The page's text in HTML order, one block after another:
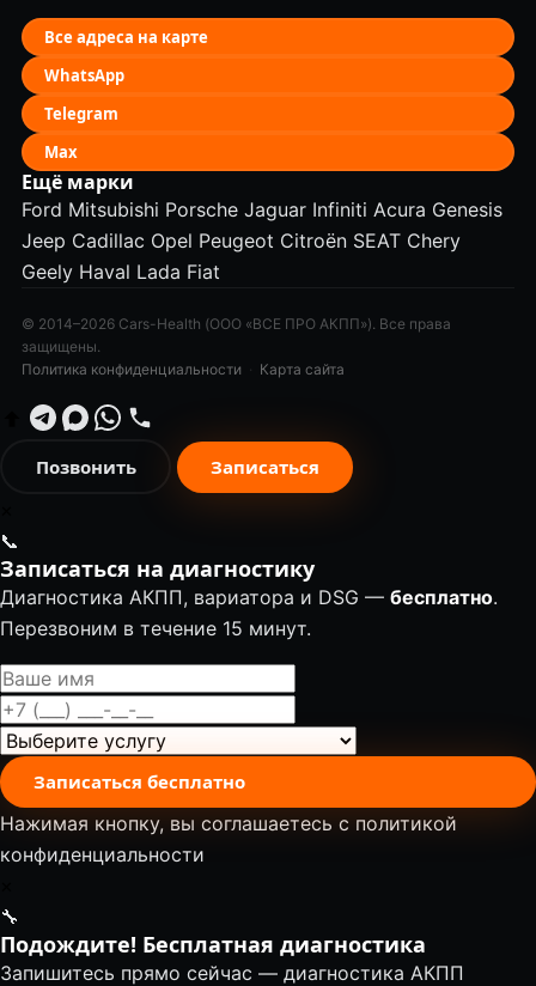
Все адреса на карте
WhatsApp
Telegram
Max
Ещё марки
Ford Mitsubishi Porsche Jaguar Infiniti Acura Genesis
Jeep Cadillac Opel Peugeot Citroën SEAT Chery
Geely Haval Lada Fiat
© 2014–2026 Cars-Health (ООО «ВСЕ ПРО АКПП»). Все права
защищены.
Политика конфиденциальности · Карта сайта
Позвонить Записаться
📞
Записаться на диагностику
Диагностика АКПП, вариатора и DSG — бесплатно.
Перезвоним в течение 15 минут.
Записаться бесплатно
Нажимая кнопку, вы соглашаетесь с политикой
конфиденциальности
🔧
Подождите! Бесплатная диагностика
Запишитесь прямо сейчас — диагностика АКПП